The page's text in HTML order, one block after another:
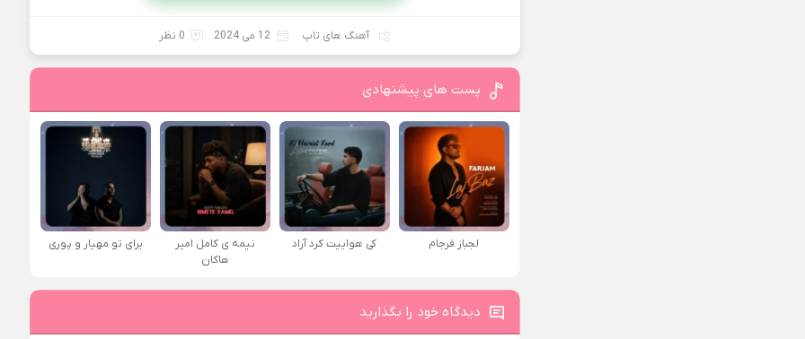
آهنگ های تاپ 12 می 2024 0 نظر
پست های پیشنهادی
لجباز فرجام کی هواییت کرد آراد
نیمه ی کامل امیر
هاکان
برای تو مهیار و پوری
دیدگاه خود را بگذارید